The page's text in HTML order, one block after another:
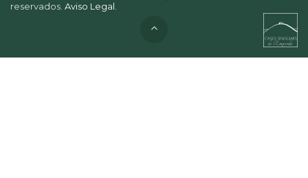
reservados. Aviso Legal